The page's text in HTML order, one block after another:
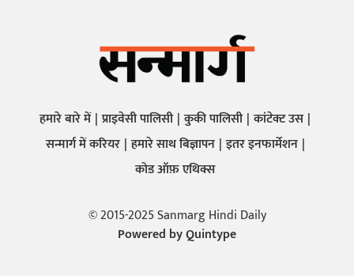
हमारे बारे में प्राइवेसी पालिसी कुकी पालिसी कांटेक्ट उस
सन्मार्ग में करियर हमारे साथ बिज्ञापन इतर इनफार्मेशन
कोड ऑफ़ एथिक्स
© 2015-2025 Sanmarg Hindi Daily
Powered byQuintype